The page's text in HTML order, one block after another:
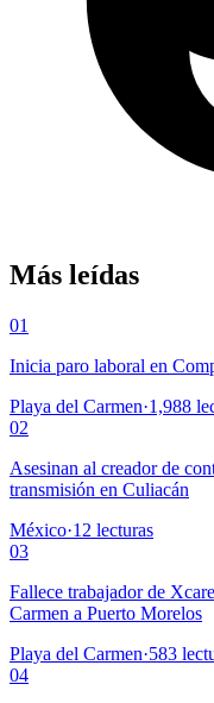
Más leídas
01
Inicia paro laboral en
Playa del Carmen·1,988
02
Asesinan al creador de
transmisión en Culiacán
México·12 lecturas
03
Fallece trabajador de
Carmen a Puerto Morelos
Playa del Carmen·583
04